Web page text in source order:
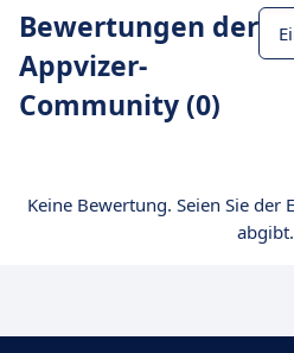
Bewertungen der
Appvizer-
Community (0)
Keine Bewertung. Seien Sie der
abgibt.